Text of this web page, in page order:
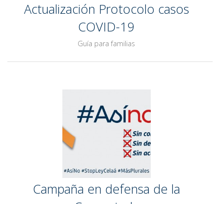
Actualización Protocolo casos
COVID-19
Guía para familias
Campaña en defensa de la